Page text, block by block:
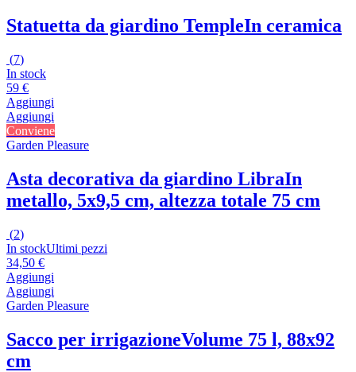
Statuetta da giardino TempleIn ceramica
(7)
In stock
59 €
Aggiungi
Aggiungi
Conviene
Garden Pleasure
Asta decorativa da giardino LibraIn
metallo, 5x9,5 cm, altezza totale 75 cm
(2)
In stockUltimi pezzi
34,50 €
Aggiungi
Aggiungi
Garden Pleasure
Sacco per irrigazioneVolume 75 l, 88x92
cm